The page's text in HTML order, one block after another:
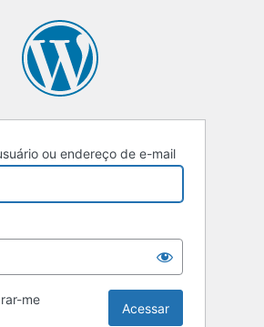
ou endereço de e-mail
me